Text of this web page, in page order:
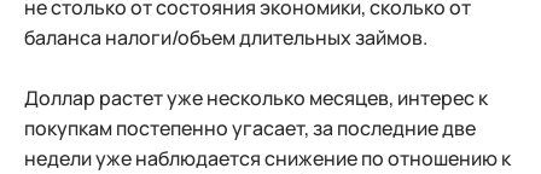
не столько от состояния экономики, сколько от
баланса налоги/объем длительных займов.
Доллар растет уже несколько месяцев, интерес к
покупкам постепенно угасает, за последние две
недели уже наблюдается снижение по отношению к